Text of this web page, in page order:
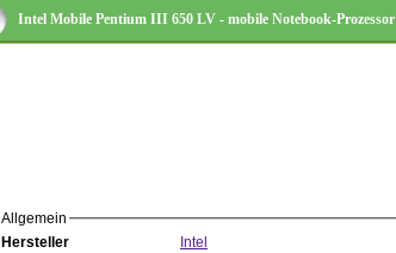
Intel Mobile Pentium III 650 LV - mobile Notebook-Prozessor
Allgemein
Hersteller
Intel